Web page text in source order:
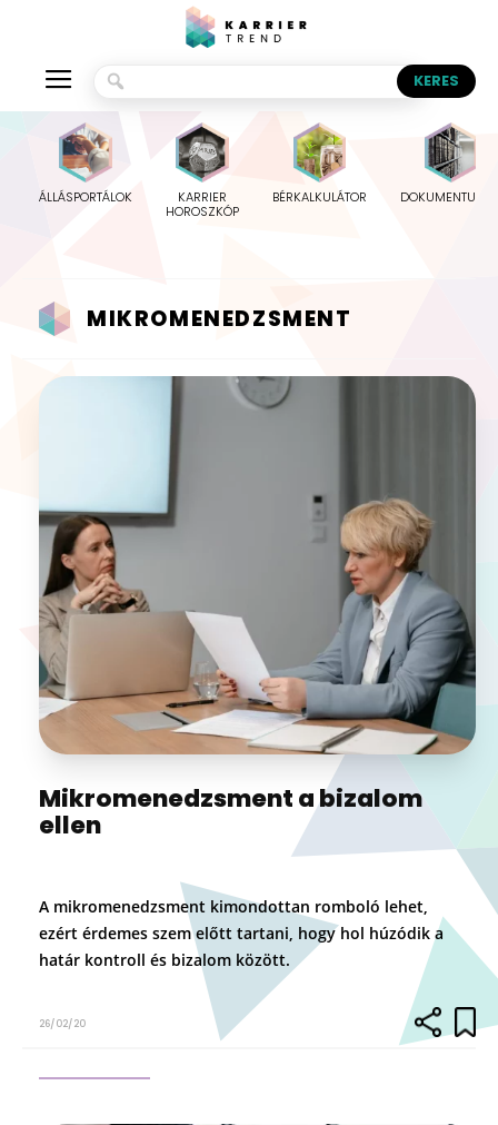
ÁLLÁSPORTÁLOK
KARRIER
HOROSZKÓP
BÉRKALKULÁTOR
MIKROMENEDZSMENT
Mikromenedzsment a bizalom
ellen
A mikromenedzsment kimondottan romboló lehet,
ezért érdemes szem előtt tartani, hogy hol húzódik a
határ kontroll és bizalom között.
26/02/20